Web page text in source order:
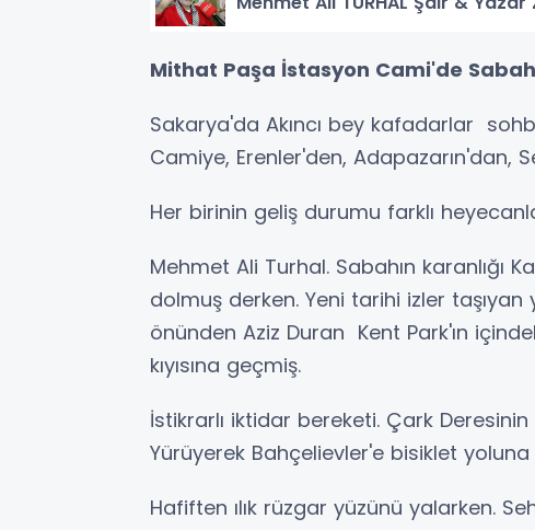
Mithat Paşa İstasyon Cami'de Sabah
Sakarya'da Akıncı bey kafadarlar
Camiye, Erenler'den, Adapazarın'dan,
Her birinin geliş durumu farklı
Mehmet Ali Turhal. Sabahın karanlığı
dolmuş derken. Yeni tarihi izler
önünden Aziz Duran Kent Park'ın
kıyısına geçmiş.
İstikrarlı iktidar bereketi. Çark
Yürüyerek Bahçelievler'e bisiklet yoluna
Hafiften ılık rüzgar yüzünü yalarken.